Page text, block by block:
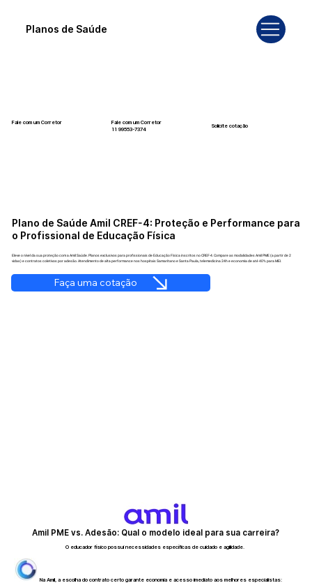
Planos de Saúde
Fale com um Corretor
Fale com um Corretor
11 99553-7374
Solicite cotação
Plano de Saúde Amil CREF-4: Proteção e Performance para
o Profissional de Educação Física
Eleve o nível da sua proteção com a Amil Saúde. Planos exclusivos para profissionais de Educação Física inscritos no CREF-4. Compare as modalidades Amil PME (a partir de 2
vidas) e contratos coletivos por adesão. Atendimento de alta performance nos hospitais Samaritano e Santa Paula, telemedicina 24h e economia de até 40% para MEI.
Faça uma cotação
Amil PME vs. Adesão: Qual o modelo ideal para sua carreira?
O educador físico possui necessidades específicas de cuidado e agilidade.
Na Amil, a escolha do contrato certo garante economia e acesso imediato aos melhores especialistas: